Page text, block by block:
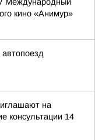
кино «Анимур»
на
консультации 14